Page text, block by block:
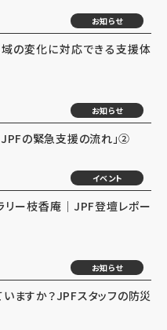
お知らせ
の変化に対応できる支援体
お知らせ
JPFの緊急支援の流れ」②
イベント
リー枝香庵｜JPF登壇レポー
お知らせ
いますか？JPFスタッフの防災